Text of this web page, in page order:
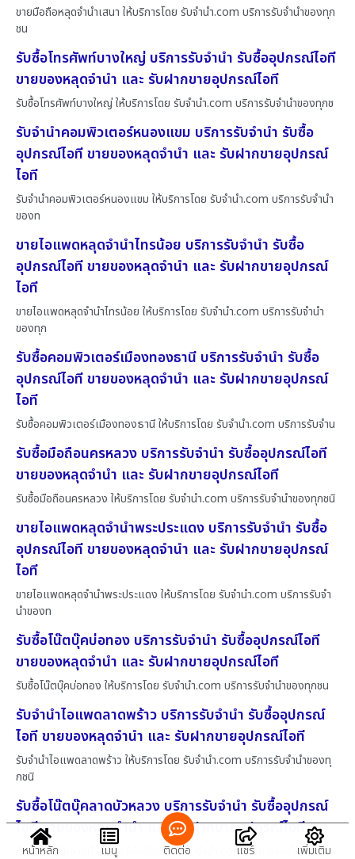
ขายมือถือหลุดจำนำเสนา ให้บริการโดย รับจํานํา.com บริการรับจำนำของทุก
ชน
รับซื้อโทรศัพท์บางใหญ่ บริการรับจำนำ รับซื้ออุปกรณ์ไอที
ขายของหลุดจำนำ และ รับฝากขายอุปกรณ์ไอที
รับซื้อโทรศัพท์บางใหญ่ ให้บริการโดย รับจํานํา.com บริการรับจำนำของทุกช
รับจำนำคอมพิวเตอร์หนองแขม บริการรับจำนำ รับซื้อ
อุปกรณ์ไอที ขายของหลุดจำนำ และ รับฝากขายอุปกรณ์
ไอที
รับจำนำคอมพิวเตอร์หนองแขม ให้บริการโดย รับจํานํา.com บริการรับจำนำ
ของท
ขายไอแพดหลุดจำนำไทรน้อย บริการรับจำนำ รับซื้อ
อุปกรณ์ไอที ขายของหลุดจำนำ และ รับฝากขายอุปกรณ์
ไอที
ขายไอแพดหลุดจำนำไทรน้อย ให้บริการโดย รับจํานํา.com บริการรับจำนำ
ของทุก
รับซื้อคอมพิวเตอร์เมืองทองธานี บริการรับจำนำ รับซื้อ
อุปกรณ์ไอที ขายของหลุดจำนำ และ รับฝากขายอุปกรณ์
ไอที
รับซื้อคอมพิวเตอร์เมืองทองธานี ให้บริการโดย รับจํานํา.com บริการรับจำน
รับซื้อมือถือนครหลวง บริการรับจำนำ รับซื้ออุปกรณ์ไอที
ขายของหลุดจำนำ และ รับฝากขายอุปกรณ์ไอที
รับซื้อมือถือนครหลวง ให้บริการโดย รับจํานํา.com บริการรับจำนำของทุกชนิ
ขายไอแพดหลุดจำนำพระประแดง บริการรับจำนำ รับซื้อ
อุปกรณ์ไอที ขายของหลุดจำนำ และ รับฝากขายอุปกรณ์
ไอที
ขายไอแพดหลุดจำนำพระประแดง ให้บริการโดย รับจํานํา.com บริการรับจำ
นำของท
รับซื้อโน๊ตบุ๊คบ่อทอง บริการรับจำนำ รับซื้ออุปกรณ์ไอที
ขายของหลุดจำนำ และ รับฝากขายอุปกรณ์ไอที
รับซื้อโน๊ตบุ๊คบ่อทอง ให้บริการโดย รับจํานํา.com บริการรับจำนำของทุกชน
รับจำนำไอแพดลาดพร้าว บริการรับจำนำ รับซื้ออุปกรณ์
ไอที ขายของหลุดจำนำ และ รับฝากขายอุปกรณ์ไอที
รับจำนำไอแพดลาดพร้าว ให้บริการโดย รับจํานํา.com บริการรับจำนำของทุ
กชนิ
รับซื้อโน๊ตบุ๊คลาดบัวหลวง บริการรับจำนำ รับซื้ออุปกรณ์
ไอที ขายของหลุดจำนำ และ รับฝากขายอุปกรณ์ไอที
รับซื้อโน๊ตบุ๊คลาดบัวหลวง ให้บริการโดย รับจํานํา.com บริการรับจำนำของท
หน้าหลัก เมนู ติดต่อ แชร์ เพิ่มเติม